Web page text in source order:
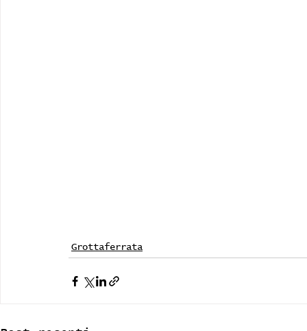
Grottaferrata